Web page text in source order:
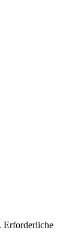
Erforderliche